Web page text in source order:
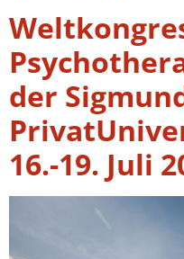
der
16.-19. Juli